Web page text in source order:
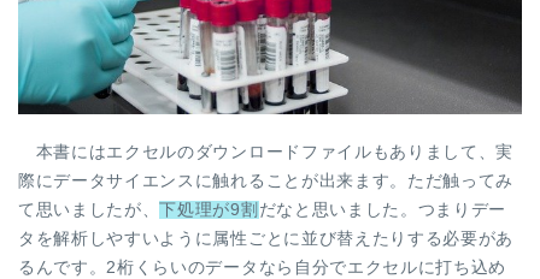
本書にはエクセルのダウンロードファイルもありまして、実
際にデータサイエンスに触れることが出来ます。ただ触ってみ
て思いましたが、下処理が9割 だなと思いました。つまりデー
タを解析しやすいように属性ごとに並び替えたりする必要があ
るんです。2桁くらいのデータなら自分でエクセルに打ち込め